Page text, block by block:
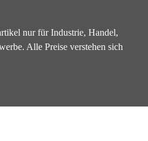
nur für Industrie, Handel,
Alle Preise verstehen sich